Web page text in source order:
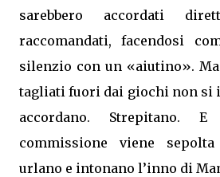
sarebbero accordati
raccomandati, facendosi
silenzio con un «aiutino».
tagliati fuori dai giochi non si
accordano. Strepitano.
commissione viene
urlano e intonano l’inno di